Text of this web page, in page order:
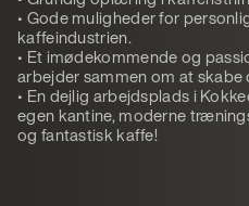
• Gode muligheder for
kaffeindustrien.
• Et imødekommende og
arbejder sammen om at skabe
• En dejlig arbejdsplads i
egen kantine, moderne
og fantastisk kaffe!